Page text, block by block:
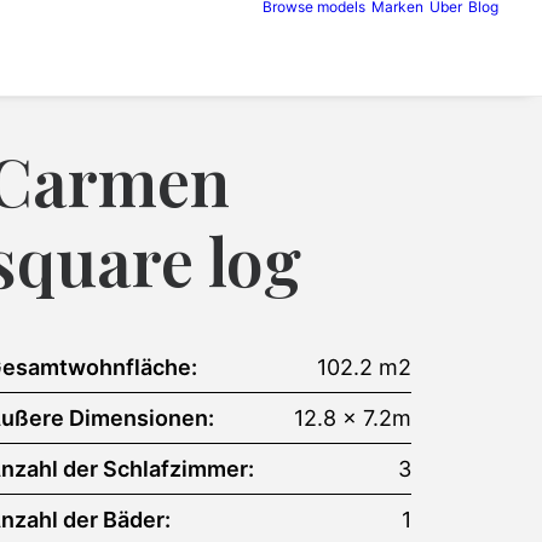
Browse models Marken Über Blog
log
102.2 m2
Dimensionen:
12.8 x 7.2m
der Schlafzimmer:
3
der Bäder:
1